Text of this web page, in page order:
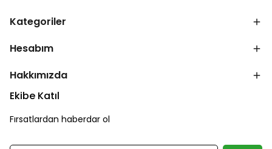
Kategoriler
Hesabım
Hakkımızda
Ekibe Katıl
Fırsatlardan haberdar ol